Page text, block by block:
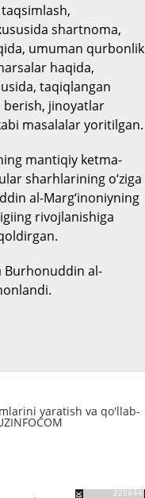
shartnoma,
umuman qurbonlik
haqida,
taqiqlangan
berish, jinoyatlar
masalalar yoritilgan.
mantiqiy ketma-
sharhlarining o‘ziga
al-Marg‘inoniyning
rivojlanishiga
Burhonuddin al-
yaratish va qo'llab-